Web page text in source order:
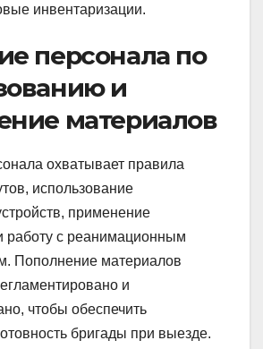
инвентаризации.
персонала по
и
материалов
охватывает правила
использование
применение
работу с реанимационным
Пополнение материалов
и
чтобы обеспечить
бригады при выезде.